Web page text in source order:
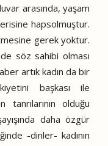
arasında, yaşam
hapsolmuştur.
gerek yoktur.
söz sahibi olması
artık kadın da bir
başkası ile
olduğu
daha özgür
-dinler- kadının